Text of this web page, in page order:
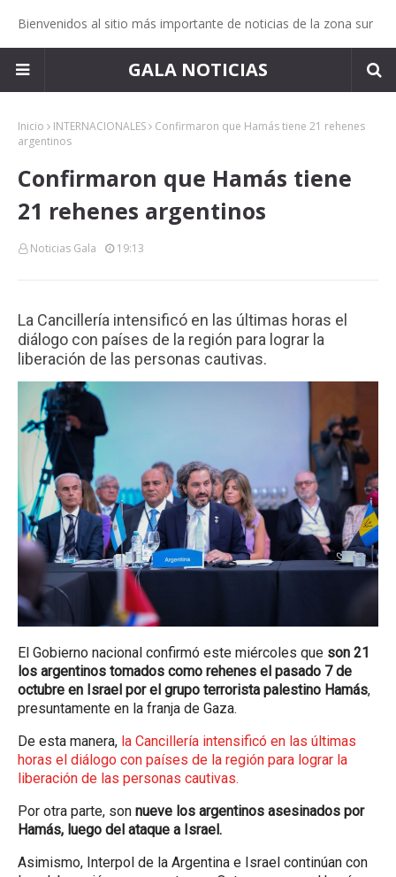
Bienvenidos al sitio más importante de noticias de la zona sur
GALA NOTICIAS
Inicio INTERNACIONALES
Confirmaron que Hamás tiene 21 rehenes
argentinos
Confirmaron que Hamás tiene
21 rehenes argentinos
Noticias Gala 19:13
La Cancillería intensificó en las últimas horas el
diálogo con países de la región para lograr la
liberación de las personas cautivas.
El Gobierno nacional confirmó este miércoles que son 21
los argentinos tomados como rehenes el pasado 7 de
octubre en Israel por el grupo terrorista palestino Hamás,
presuntamente en la franja de Gaza.
De esta manera, la Cancillería intensificó en las últimas
horas el diálogo con países de la región para lograr la
liberación de las personas cautivas.
Por otra parte, son nueve los argentinos asesinados por
Hamás, luego del ataque a Israel.
Asimismo, Interpol de la Argentina e Israel continúan con